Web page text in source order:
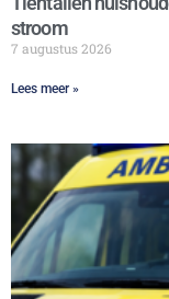
stroom
7 augustus 2026
Lees meer »